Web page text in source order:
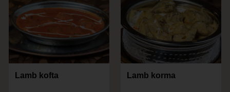
Lamb kofta Lamb korma